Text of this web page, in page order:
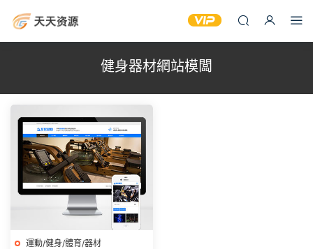
健身器材網站模闆
運動/健身/體育/器材